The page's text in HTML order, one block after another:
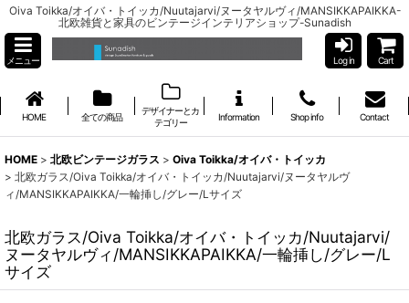
Oiva Toikka/オイバ・トイッカ/Nuutajarvi/ヌータヤルヴィ/MANSIKKAPAIKKA-
北欧雑貨と家具のビンテージインテリアショップ-Sunadish
メニュー Log in Cart
HOME 全ての商品
デザイナーとカ
テゴリー
Information Shop info Contact
HOME > 北欧ビンテージガラス > Oiva Toikka/オイバ・トイッカ
> 北欧ガラス/Oiva Toikka/オイバ・トイッカ/Nuutajarvi/ヌータヤルヴ
ィ/MANSIKKAPAIKKA/一輪挿し/グレー/Lサイズ
北欧ガラス/Oiva Toikka/オイバ・トイッカ/Nuutajarvi/
ヌータヤルヴィ/MANSIKKAPAIKKA/一輪挿し/グレー/L
サイズ